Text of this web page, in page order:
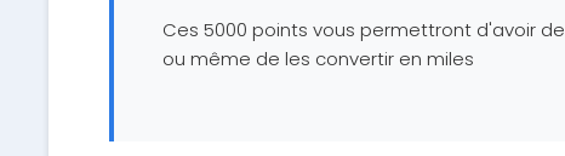
Ces 5000 points vous permettront d'avoir
ou même de les convertir en miles